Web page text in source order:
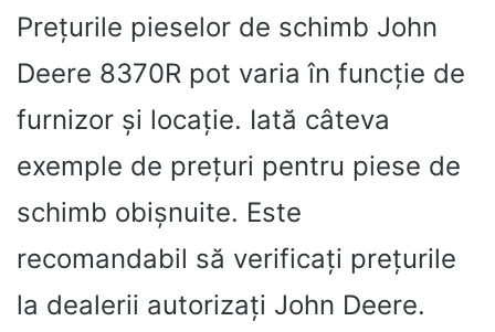
Prețurile pieselor de schimb John
Deere 8370R pot varia în funcție de
furnizor și locație. Iată câteva
exemple de prețuri pentru piese de
schimb obișnuite. Este
recomandabil să verificați prețurile
la dealerii autorizați John Deere.